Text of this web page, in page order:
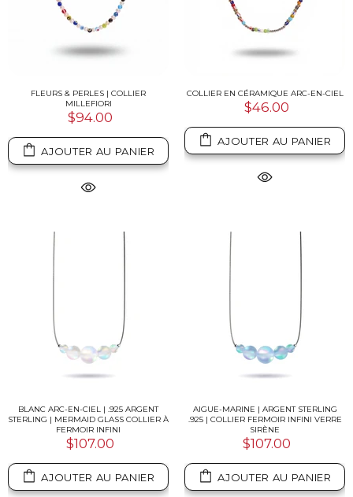
FLEURS & PERLES | COLLIER
MILLEFIORI
$94.00
AJOUTER AU PANIER
COLLIER EN CÉRAMIQUE ARC-EN-CIEL
$46.00
AJOUTER AU PANIER
BLANC ARC-EN-CIEL | .925 ARGENT
STERLING | MERMAID GLASS COLLIER À
FERMOIR INFINI
$107.00
AJOUTER AU PANIER
AIGUE-MARINE | ARGENT STERLING
.925 | COLLIER FERMOIR INFINI VERRE
SIRÈNE
$107.00
AJOUTER AU PANIER